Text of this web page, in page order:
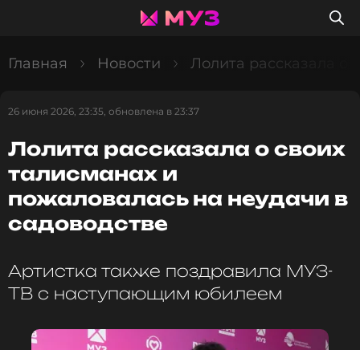
Главная Новости Лолита рассказала о
26 июня 2026, 23:35, обновлена в 23:37
Лолита рассказала о своих
талисманах и
пожаловалась на неудачи в
садоводстве
Артистка также поздравила МУЗ-
ТВ с наступающим юбилеем